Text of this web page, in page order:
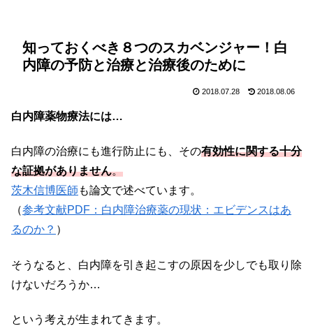
知っておくべき８つのスカベンジャー！白
内障の予防と治療と治療後のために
2018.07.28 2018.08.06
白内障薬物療法には…
白内障の治療にも進行防止にも、その有効性に関する十分
な証拠がありません。
茨木信博医師 も論文で述べています。
（参考文献PDF：白内障治療薬の現状：エビデンスはあ
るのか？ ）
そうなると、白内障を引き起こすの原因を少しでも取り除
けないだろうか…
という考えが生まれてきます。